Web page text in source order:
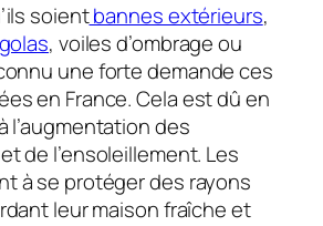
soientbannes extérieurs,
, voiles d’ombrage ou
une forte demande ces
en France. Cela est dû en
l’augmentation des
de l’ensoleillement. Les
à se protéger des rayons
leur maison fraîche et